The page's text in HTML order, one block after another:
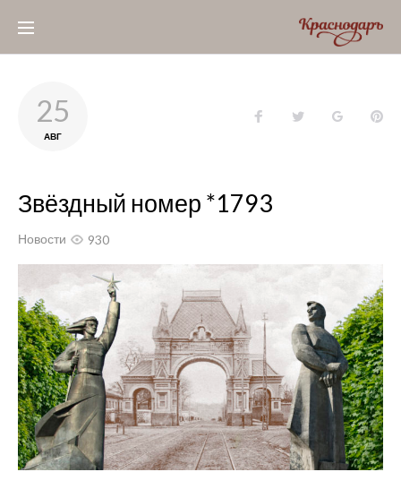
25
АВГ
FacebookTwitter Google+
Звёздный номер *1793
Новости 930